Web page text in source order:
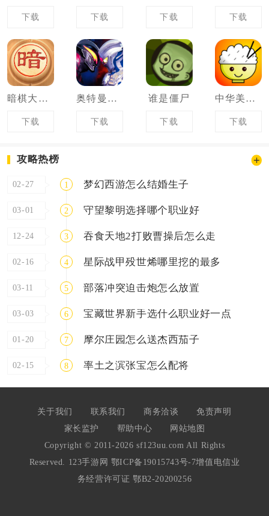
下载 下载 下载 下载
暗棋大作战
下载
奥特曼系列对决
下载
谁是僵尸
下载
中华美食家
下载
攻略热榜
02-27 1 梦幻西游怎么结婚生子
03-01 2 守望黎明选择哪个职业好
12-24 3 吞食天地2打败曹操后怎么走
02-16 4 星际战甲殁世烯哪里挖的最多
03-11 5 部落冲突迫击炮怎么放置
03-03 6 宝藏世界新手选什么职业好一点
01-20 7 摩尔庄园怎么送杰西茄子
02-15 8 率土之滨张宝怎么配将
关于我们 联系我们 商务洽谈
免责声明
家长监护
帮助中心
网站地图
Copyright © 2011-2026 sf123uu.com All Rights
Reserved. 123手游网 鄂ICP备19015743号-7增值电信业
务经营许可证 鄂B2-20200256